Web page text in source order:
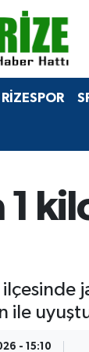
1
ile
- 15:10